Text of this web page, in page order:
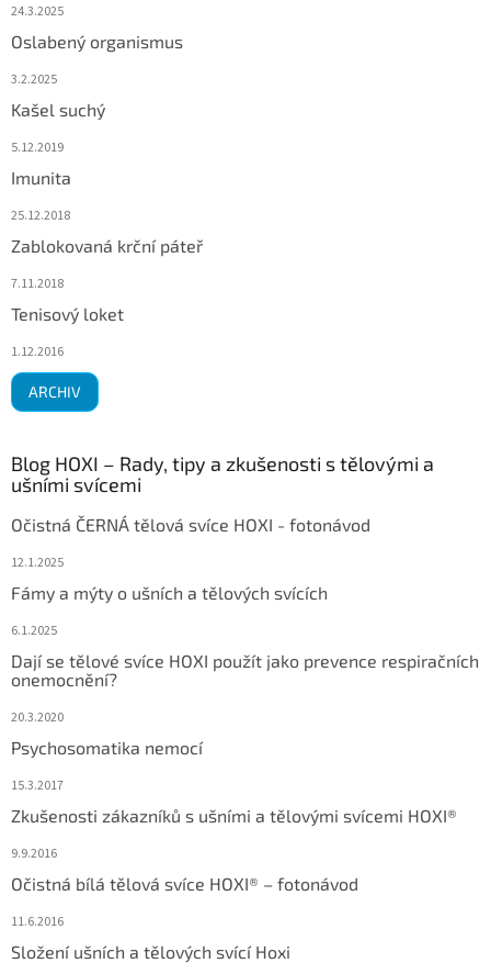
24.3.2025
Oslabený organismus
3.2.2025
Kašel suchý
5.12.2019
Imunita
25.12.2018
Zablokovaná krční páteř
7.11.2018
Tenisový loket
1.12.2016
ARCHIV
Blog HOXI – Rady, tipy a zkušenosti s tělovými a
ušními svícemi
Očistná ČERNÁ tělová svíce HOXI - fotonávod
12.1.2025
Fámy a mýty o ušních a tělových svících
6.1.2025
Dají se tělové svíce HOXI použít jako prevence respiračních
onemocnění?
20.3.2020
Psychosomatika nemocí
15.3.2017
Zkušenosti zákazníků s ušními a tělovými svícemi HOXI®
9.9.2016
Očistná bílá tělová svíce HOXI® – fotonávod
11.6.2016
Složení ušních a tělových svící Hoxi